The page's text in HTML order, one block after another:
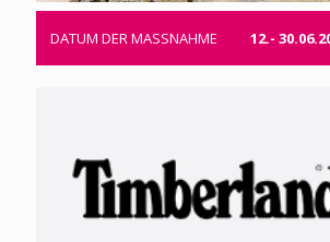
DATUM DER MASSNAHME 12.-